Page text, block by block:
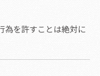
為を許すことは絶対に